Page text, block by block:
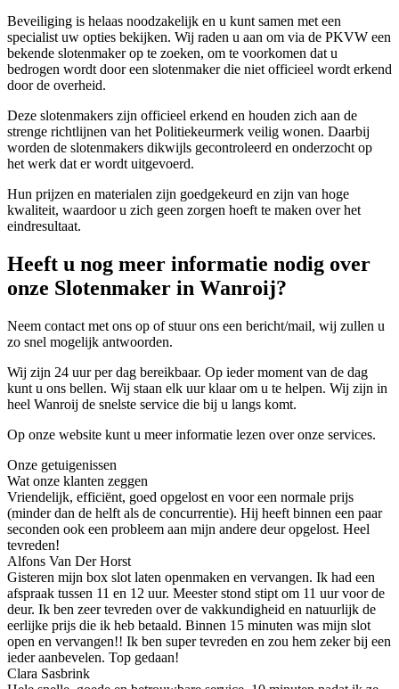
Beveiliging is helaas noodzakelijk en u kunt samen met een
specialist uw opties bekijken. Wij raden u aan om via de PKVW een
bekende slotenmaker op te zoeken, om te voorkomen dat u
bedrogen wordt door een slotenmaker die niet officieel wordt erkend
door de overheid.
Deze slotenmakers zijn officieel erkend en houden zich aan de
strenge richtlijnen van het Politiekeurmerk veilig wonen. Daarbij
worden de slotenmakers dikwijls gecontroleerd en onderzocht op
het werk dat er wordt uitgevoerd.
Hun prijzen en materialen zijn goedgekeurd en zijn van hoge
kwaliteit, waardoor u zich geen zorgen hoeft te maken over het
eindresultaat.
Heeft u nog meer informatie nodig over
onze Slotenmaker in Wanroij?
Neem contact met ons op of stuur ons een bericht/mail, wij zullen u
zo snel mogelijk antwoorden.
Wij zijn 24 uur per dag bereikbaar. Op ieder moment van de dag
kunt u ons bellen. Wij staan elk uur klaar om u te helpen. Wij zijn in
heel Wanroij de snelste service die bij u langs komt.
Op onze website kunt u meer informatie lezen over onze services.
Onze getuigenissen
Wat onze klanten zeggen
Vriendelijk, efficiënt, goed opgelost en voor een normale prijs
(minder dan de helft als de concurrentie). Hij heeft binnen een paar
seconden ook een probleem aan mijn andere deur opgelost. Heel
tevreden!
Alfons Van Der Horst
Gisteren mijn box slot laten openmaken en vervangen. Ik had een
afspraak tussen 11 en 12 uur. Meester stond stipt om 11 uur voor de
deur. Ik ben zeer tevreden over de vakkundigheid en natuurlijk de
eerlijke prijs die ik heb betaald. Binnen 15 minuten was mijn slot
open en vervangen!! Ik ben super tevreden en zou hem zeker bij een
ieder aanbevelen. Top gedaan!
Clara Sasbrink